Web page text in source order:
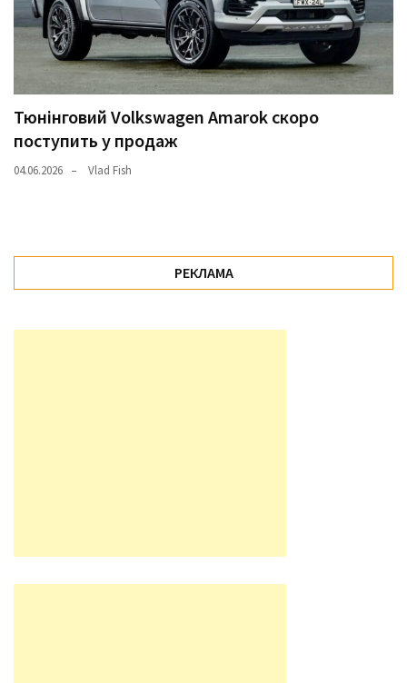
Тюнінговий Volkswagen Amarok скоро
поступить у продаж
04.06.2026 Vlad Fish
РЕКЛАМА